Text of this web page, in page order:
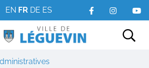
EN FR DE ES